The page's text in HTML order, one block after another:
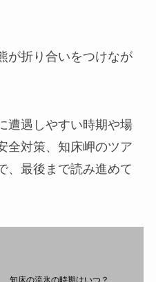
が折り合いをつけなが
遭遇しやすい時期や場
全対策、知床岬のツア
、最後まで読み進めて
知床の流氷の時期はいつ？